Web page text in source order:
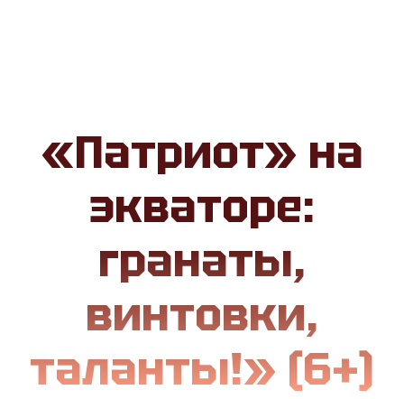
«Патриот» на
экваторе:
гранаты,
винтовки,
таланты!» (6+)